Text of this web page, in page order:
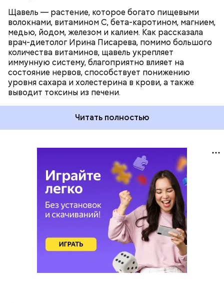
Щавель — растение, которое богато пищевыми
волокнами, витамином С, бета-каротином, магнием,
медью, йодом, железом и калием. Как рассказала
врач-диетолог Ирина Писарева, помимо большого
количества витаминов, щавель укрепляет
иммунную систему, благоприятно влияет на
состояние нервов, способствует понижению
уровня сахара и холестерина в крови, а также
выводит токсины из печени.
Читать полностью